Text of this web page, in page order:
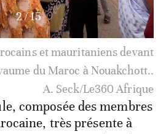
3/15
Maroc en Mauritanie, Hamid
les supporters marocains et
les portes de l'ambassade du
à Nouakchott.. A. Seck/Le360
Afrique